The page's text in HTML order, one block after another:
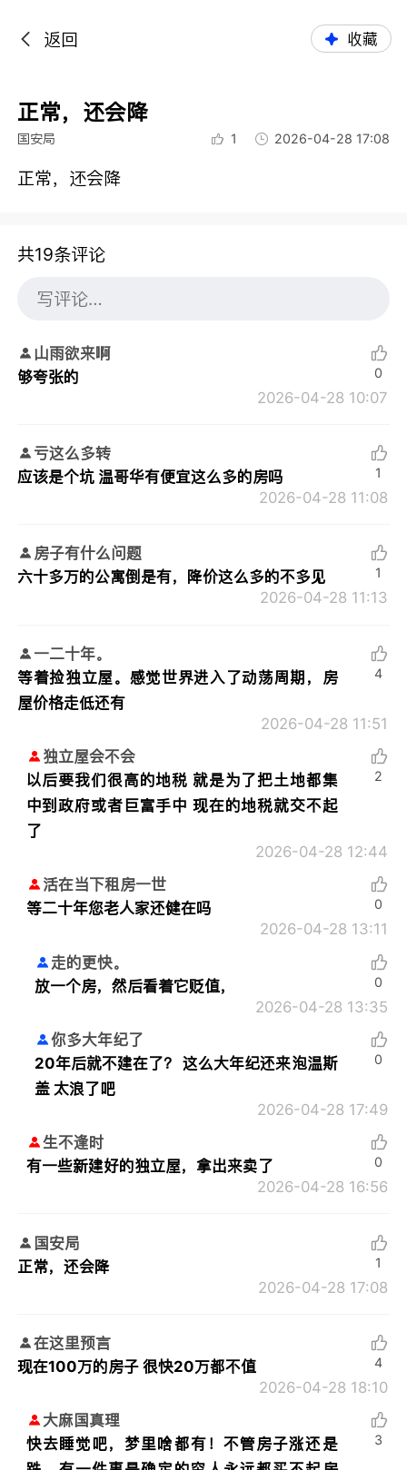
返回 收藏
正常，还会降
国安局 1 2026-04-28 17:08
正常，还会降
共19条评论
山雨欲来啊
够夸张的
2026-04-28 10:07
0
亏这么多转
应该是个坑 温哥华有便宜这么多的房吗
2026-04-28 11:08
1
房子有什么问题
六十多万的公寓倒是有，降价这么多的不多见
2026-04-28 11:13
1
一二十年。
等着捡独立屋。感觉世界进入了动荡周期，房
屋价格走低还有
2026-04-28 11:51
4
独立屋会不会
以后要我们很高的地税 就是为了把土地都集
中到政府或者巨富手中 现在的地税就交不起
了
2026-04-28 12:44
2
活在当下租房一世
等二十年您老人家还健在吗
2026-04-28 13:11
0
走的更快。
放一个房，然后看着它贬值，
2026-04-28 13:35
0
你多大年纪了
20年后就不建在了？ 这么大年纪还来泡温斯
盖 太浪了吧
2026-04-28 17:49
0
生不逢时
有一些新建好的独立屋，拿出来卖了
2026-04-28 16:56
0
国安局
正常，还会降
2026-04-28 17:08
1
在这里预言
现在100万的房子 很快20万都不值
2026-04-28 18:10
4
大麻国真理
快去睡觉吧，梦里啥都有！不管房子涨还是
3